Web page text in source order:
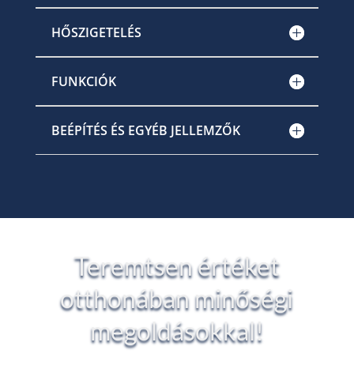
HŐSZIGETELÉS
FUNKCIÓK
BEÉPÍTÉS ÉS EGYÉB JELLEMZŐK
Teremtsen értéket
otthonában minőségi
megoldásokkal!